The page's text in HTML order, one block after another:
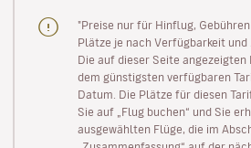
"Preise nur für Hinflug,
Plätze je nach Verfügbarkeit und
Die auf dieser Seite angezeigten
dem günstigsten verfügbaren
Datum. Die Plätze für diesen
Sie auf „Flug buchen“ und Sie
ausgewählten Flüge, die im
„Zusammenfassung“ auf der